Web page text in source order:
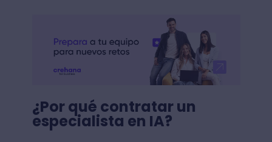
¿Por qué contratar un
especialista en IA?